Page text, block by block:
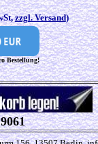
zzgl. Versand)
Bestellung!